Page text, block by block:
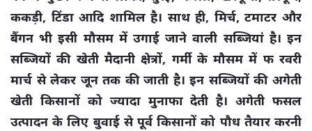
ककड़ी, टिंडा आदि शामिल है। साथ ही, मिर्च, टमाटर और
बैंगन भी इसी मौसम में उगाई जाने वाली सब्जियां है। इन
सब्जियों की खेती मैदानी क्षेत्रों, गर्मी के मौसम में फ रवरी
मार्च से लेकर जून तक की जाती है। इन सब्जियों की अगेती
खेती किसानों को ज्यादा मुनाफा देती है। अगेती फसल
उत्पादन के लिए बुवाई से पूर्व किसानों को पौध तैयार करनी